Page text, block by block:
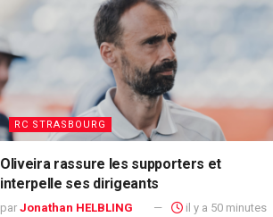
RC STRASBOURG
Oliveira rassure les supporters et
interpelle ses dirigeants
par Jonathan HELBLING il y a 50 minutes